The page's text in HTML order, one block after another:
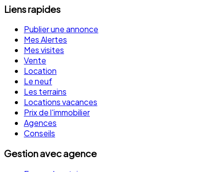
Liens rapides
Publier une annonce
Mes Alertes
Mes visites
Vente
Location
Le neuf
Les terrains
Locations vacances
Prix de l'immobilier
Agences
Conseils
Gestion avec agence